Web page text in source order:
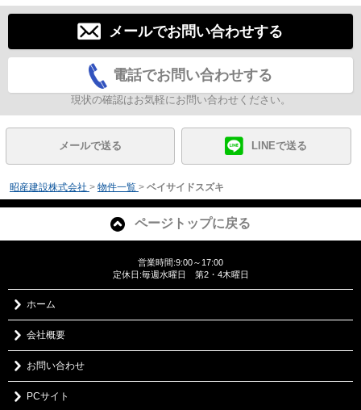
メールでお問い合わせする
電話でお問い合わせする
現状の確認はお気軽にお問い合わせください。
メールで送る LINEで送る
昭産建設株式会社 > 物件一覧 > ベイサイドスズキ
ページトップに戻る
営業時間:9:00～17:00
定休日:毎週水曜日 第2・4木曜日
ホーム
会社概要
お問い合わせ
PCサイト